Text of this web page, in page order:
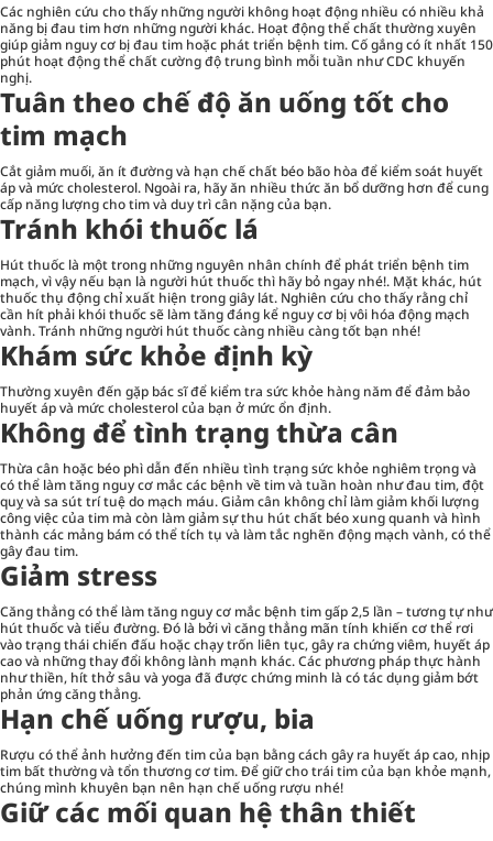
Các nghiên cứu cho thấy những người không hoạt động nhiều có nhiều khả
năng bị đau tim hơn những người khác. Hoạt động thể chất thường xuyên
giúp giảm nguy cơ bị đau tim hoặc phát triển bệnh tim. Cố gắng có ít nhất 150
phút hoạt động thể chất cường độ trung bình mỗi tuần như CDC khuyến
nghị.
Tuân theo chế độ ăn uống tốt cho
tim mạch
Cắt giảm muối, ăn ít đường và hạn chế chất béo bão hòa để kiểm soát huyết
áp và mức cholesterol. Ngoài ra, hãy ăn nhiều thức ăn bổ dưỡng hơn để cung
cấp năng lượng cho tim và duy trì cân nặng của bạn.
Tránh khói thuốc lá
Hút thuốc là một trong những nguyên nhân chính để phát triển bệnh tim
mạch, vì vậy nếu bạn là người hút thuốc thì hãy bỏ ngay nhé!. Mặt khác, hút
thuốc thụ động chỉ xuất hiện trong giây lát. Nghiên cứu cho thấy rằng chỉ
cần hít phải khói thuốc sẽ làm tăng đáng kể nguy cơ bị vôi hóa động mạch
vành. Tránh những người hút thuốc càng nhiều càng tốt bạn nhé!
Khám sức khỏe định kỳ
Thường xuyên đến gặp bác sĩ để kiểm tra sức khỏe hàng năm để đảm bảo
huyết áp và mức cholesterol của bạn ở mức ổn định.
Không để tình trạng thừa cân
Thừa cân hoặc béo phì dẫn đến nhiều tình trạng sức khỏe nghiêm trọng và
có thể làm tăng nguy cơ mắc các bệnh về tim và tuần hoàn như đau tim, đột
quỵ và sa sút trí tuệ do mạch máu.Giảm cân không chỉ làm giảm khối lượng
công việc của tim mà còn làm giảm sự thu hút chất béo xung quanh và hình
thành các mảng bám có thể tích tụ và làm tắc nghẽn động mạch vành, có thể
gây đau tim.
Giảm stress
Căng thẳng có thể làm tăng nguy cơ mắc bệnh tim gấp 2,5 lần – tương tự như
hút thuốc và tiểu đường. Đó là bởi vì căng thẳng mãn tính khiến cơ thể rơi
vào trạng thái chiến đấu hoặc chạy trốn liên tục, gây ra chứng viêm, huyết áp
cao và những thay đổi không lành mạnh khác. Các phương pháp thực hành
như thiền, hít thở sâu và yoga đã được chứng minh là có tác dụng giảm bớt
phản ứng căng thẳng.
Hạn chế uống rượu, bia
Rượu có thể ảnh hưởng đến tim của bạn bằng cách gây ra huyết áp cao, nhịp
tim bất thường và tổn thương cơ tim. Để giữ cho trái tim của bạn khỏe mạnh,
chúng mình khuyên bạn nên hạn chế uống rượu nhé!
Giữ các mối quan hệ thân thiết